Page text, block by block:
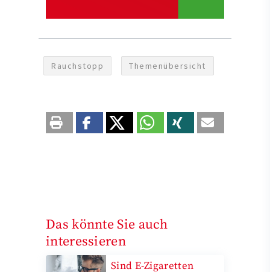
Rauchstopp Themenübersicht
Das könnte Sie auch
interessieren
Sind E-Zigaretten